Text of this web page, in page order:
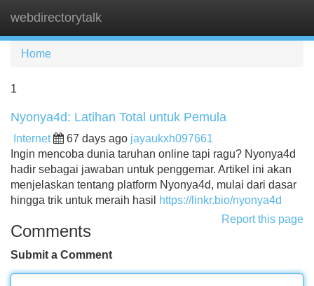
webdirectorytalk
Home
1
Nyonya4d: Latihan Total untuk Pemula
Internet 67 days ago jayaukxh097661
Ingin mencoba dunia taruhan online tapi ragu? Nyonya4d
hadir sebagai jawaban untuk penggemar. Artikel ini akan
menjelaskan tentang platform Nyonya4d, mulai dari dasar
hingga trik untuk meraih hasil
https://linkr.bio/nyonya4d
Report this page
Comments
Submit a Comment